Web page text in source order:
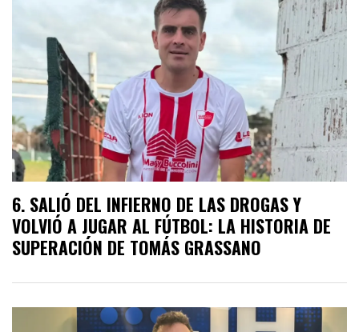
SALIÓ DEL INFIERNO DE LAS DROGAS Y
VOLVIÓ A JUGAR AL FÚTBOL: LA HISTORIA DE
SUPERACIÓN DE TOMÁS GRASSANO